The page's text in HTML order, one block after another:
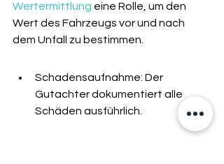
Wertermittlung eine Rolle, um den
Wert des Fahrzeugs vor und nach
dem Unfall zu bestimmen.
Schadensaufnahme: Der
Gutachter dokumentiert alle
Schäden ausführlich.